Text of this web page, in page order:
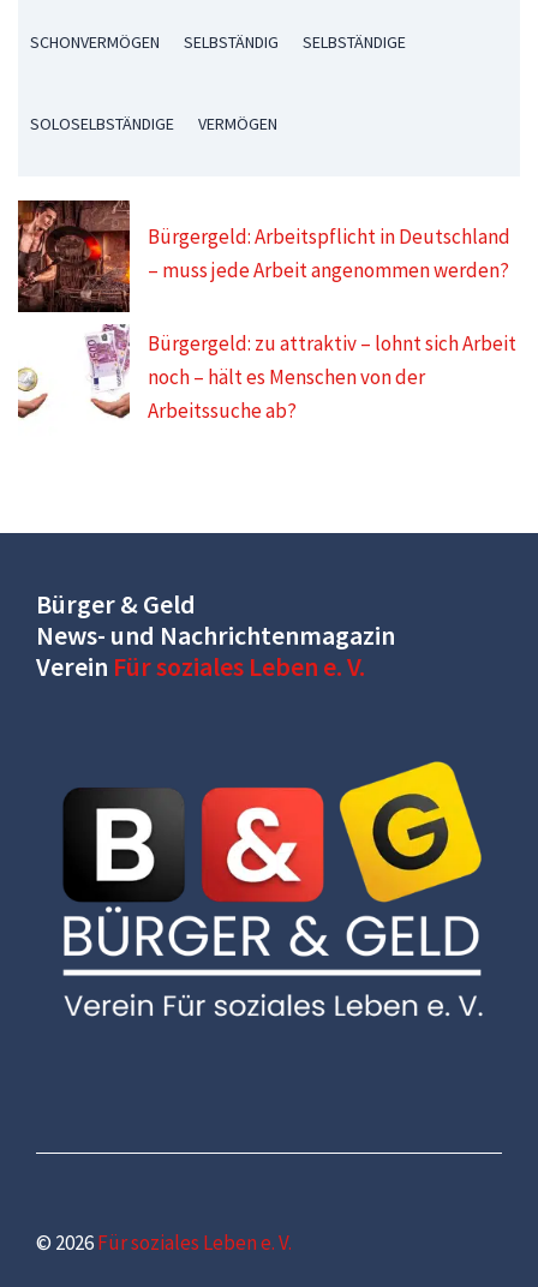
SCHONVERMÖGEN SELBSTÄNDIG SELBSTÄNDIGE
SOLOSELBSTÄNDIGE VERMÖGEN
Bürgergeld: Arbeitspflicht in Deutschland
– muss jede Arbeit angenommen werden?
Bürgergeld: zu attraktiv – lohnt sich Arbeit
noch – hält es Menschen von der
Arbeitssuche ab?
Bürger & Geld
News- und Nachrichtenmagazin
Verein Für soziales Leben e. V.
© 2026Für soziales Leben e. V.